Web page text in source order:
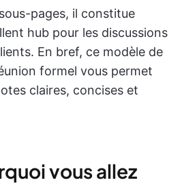
pages, il constitue
hub pour les discussions
En bref, ce modèle de
formel vous permet
claires, concises et
vous allez